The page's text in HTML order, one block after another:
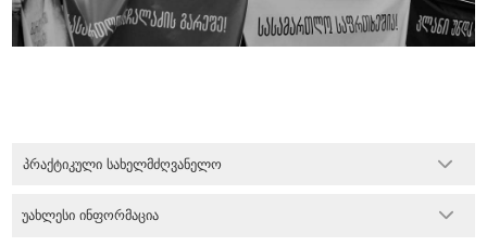
პრაქტიკული სახელმძღვანელო
უახლესი ინფორმაცია